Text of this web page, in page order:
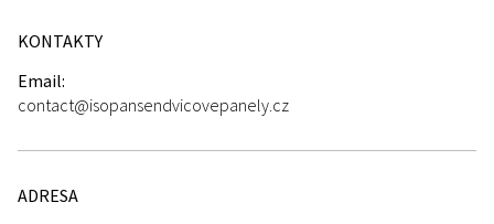
KONTAKTY
Email:
contact@isopansendvicovepanely.cz
ADRESA